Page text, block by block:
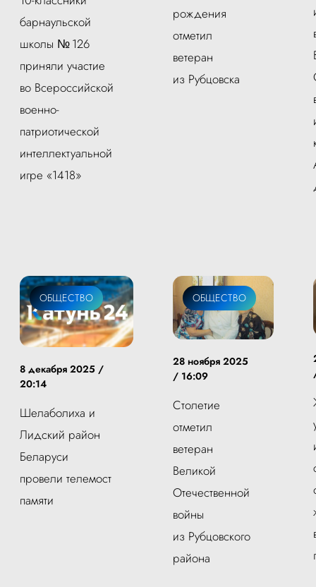
барнаульской
школы № 126
приняли участие
во Всероссийской
военно-
патриотической
интеллектуальной
игре «1418»
рождения
отметил
ветеран
из Рубцовска
ОБЩЕСТВО
8 декабря 2025 /
20:14
Шелаболиха и
Лидский район
Беларуси
провели телемост
памяти
ОБЩЕСТВО
28 ноября 2025
/ 16:09
Столетие
отметил
ветеран
Великой
Отечественной
войны
из Рубцовского
района